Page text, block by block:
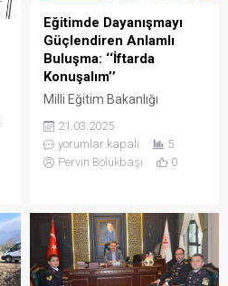
Eğitimde Dayanışmayı
Güçlendiren Anlamlı
Buluşma: ‘‘İftarda
Konuşalım’’
Milli Eğitim Bakanlığı
“İftarda Konuşalım”
Ramazan Söyleşileri
Programının beşincisi,
gerçekleştirildi. Türkiye
Yüzyılı Maarif Modeli
çerçevesinde hayata
geçirilen bu etkinlik, “Erdem-
21.03.2025
yorumlar kapalı
5
Pervin Bölükbaşı
0